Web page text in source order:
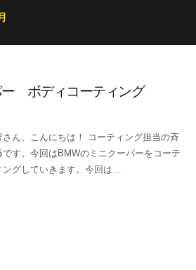
ー ボディコーティング
さん、こんにちは！ コーティング担当の斉
です。今回はBMWのミニクーパーをコーテ
ングしていきます。今回は…